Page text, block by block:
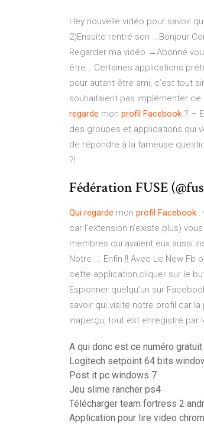
Hey nouvelle vidéo pour savoir
2)Ensuite rentré son ...Bonjour
Regarder ma vidéo →Abonné
être… Certaines applications
pour autant être ami, c’est tout
souhaitaient pas implémenter
regarde mon profil Facebook ? –
des groupes et applications qui
de répondre à la fameuse
?!
Fédération FUSE
Qui regarde mon profil Facebook :
car l’extension n’existe plus)
membres qui avaient eux aussi
Notre ... Enfin !! Avec Le New Fb
cette application,cliquer sur le
Espionner quelqu’un sur
savoir qui visite notre profil car
inaperçu, tout est enregistré par
A qui donc est ce numéro gratuit
Logitech setpoint 64 bits
Post it pc windows 7
Jeu slime rancher ps4
Télécharger team fortress 2
Application pour lire video